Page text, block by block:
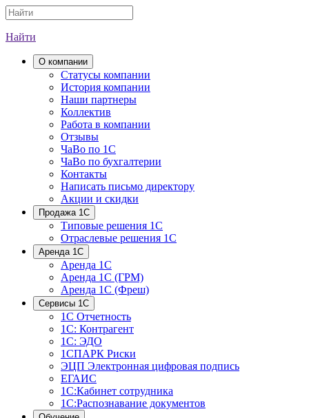
Найти
О компании
Cтатусы компании
История компании
Наши партнеры
Коллектив
Работа в компании
Отзывы
ЧаВо по 1С
ЧаВо по бухгалтерии
Контакты
Написать письмо директору
Акции и скидки
Продажа 1С
Типовые решения 1С
Отраслевые решения 1С
Аренда 1С
Аренда 1С
Аренда 1С (ГРМ)
Аренда 1С (Фреш)
Сервисы 1С
1С Отчетность
1С: Контрагент
1С: ЭДО
1СПАРК Риски
ЭЦП Электронная цифровая подпись
ЕГАИС
1С:Кабинет сотрудника
1С:Распознавание документов